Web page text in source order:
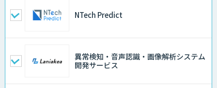
NTech Predict
異常検知・音声認識・画像解析システム
開発サービス